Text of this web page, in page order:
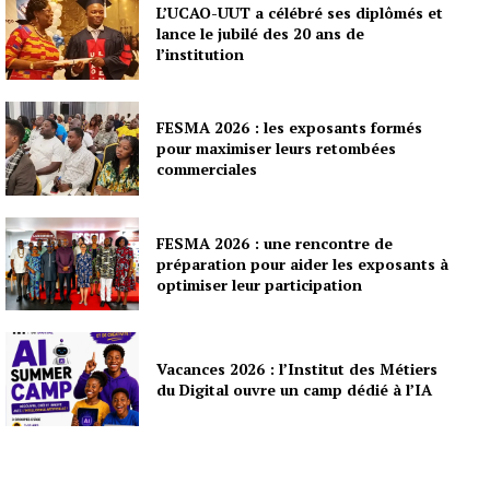
L’UCAO-UUT a célébré ses diplômés et
lance le jubilé des 20 ans de
l’institution
FESMA 2026 : les exposants formés
pour maximiser leurs retombées
commerciales
FESMA 2026 : une rencontre de
préparation pour aider les exposants à
optimiser leur participation
Vacances 2026 : l’Institut des Métiers
du Digital ouvre un camp dédié à l’IA